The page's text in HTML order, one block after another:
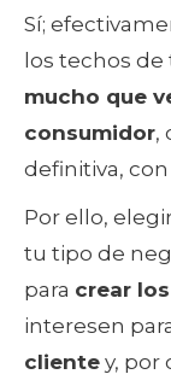
Sí;
los techos de
mucho que
consumidor,
definitiva,
Por ello,
tu tipo de
para crear
interesen
cliente y, por